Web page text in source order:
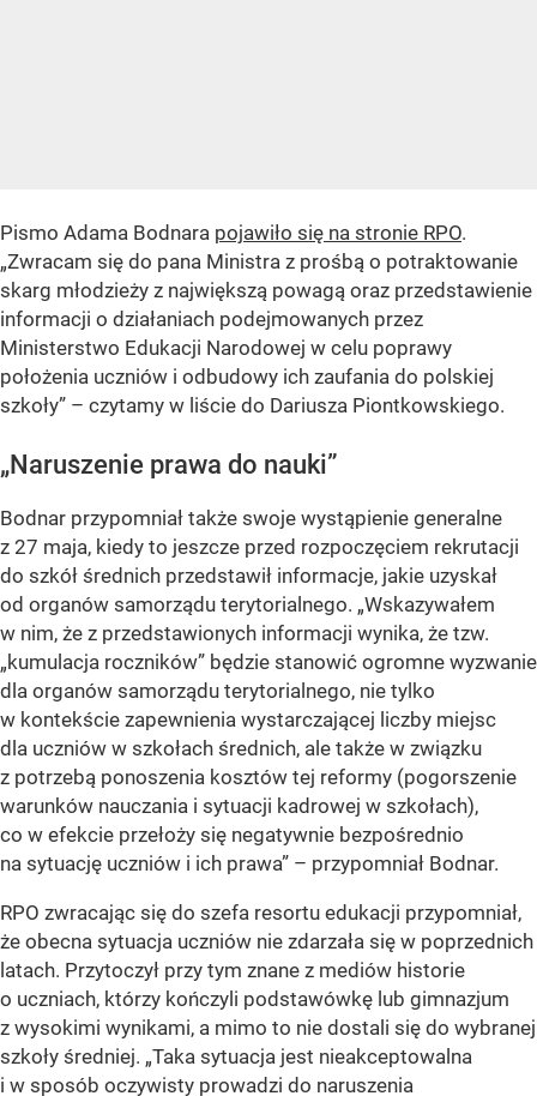
Pismo Adama Bodnara pojawiło się na stronie RPO.
„Zwracam się do pana Ministra z prośbą o potraktowanie
skarg młodzieży z największą powagą oraz przedstawienie
informacji o działaniach podejmowanych przez
Ministerstwo Edukacji Narodowej w celu poprawy
położenia uczniów i odbudowy ich zaufania do polskiej
szkoły” – czytamy w liście do Dariusza Piontkowskiego.
„Naruszenie prawa do nauki”
Bodnar przypomniał także swoje wystąpienie generalne
z 27 maja, kiedy to jeszcze przed rozpoczęciem rekrutacji
do szkół średnich przedstawił informacje, jakie uzyskał
od organów samorządu terytorialnego. „Wskazywałem
w nim, że z przedstawionych informacji wynika, że tzw.
„kumulacja roczników” będzie stanowić ogromne wyzwanie
dla organów samorządu terytorialnego, nie tylko
w kontekście zapewnienia wystarczającej liczby miejsc
dla uczniów w szkołach średnich, ale także w związku
z potrzebą ponoszenia kosztów tej reformy (pogorszenie
warunków nauczania i sytuacji kadrowej w szkołach),
co w efekcie przełoży się negatywnie bezpośrednio
na sytuację uczniów i ich prawa” – przypomniał Bodnar.
RPO zwracając się do szefa resortu edukacji przypomniał,
że obecna sytuacja uczniów nie zdarzała się w poprzednich
latach. Przytoczył przy tym znane z mediów historie
o uczniach, którzy kończyli podstawówkę lub gimnazjum
z wysokimi wynikami, a mimo to nie dostali się do wybranej
szkoły średniej. „Taka sytuacja jest nieakceptowalna
i w sposób oczywisty prowadzi do naruszenia